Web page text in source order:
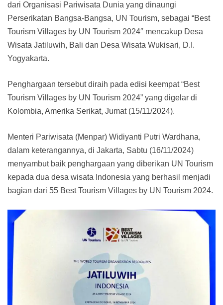
dari Organisasi Pariwisata Dunia yang dinaungi
Perserikatan Bangsa-Bangsa, UN Tourism, sebagai “Best
Tourism Villages by UN Tourism 2024″ mencakup Desa
Wisata Jatiluwih, Bali dan Desa Wisata Wukisari, D.I.
Yogyakarta.
Penghargaan tersebut diraih pada edisi keempat “Best
Tourism Villages by UN Tourism 2024” yang digelar di
Kolombia, Amerika Serikat, Jumat (15/11/2024).
Menteri Pariwisata (Menpar) Widiyanti Putri Wardhana,
dalam keterangannya, di Jakarta, Sabtu (16/11/2024)
menyambut baik penghargaan yang diberikan UN Tourism
kepada dua desa wisata Indonesia yang berhasil menjadi
bagian dari 55 Best Tourism Villages by UN Tourism 2024.